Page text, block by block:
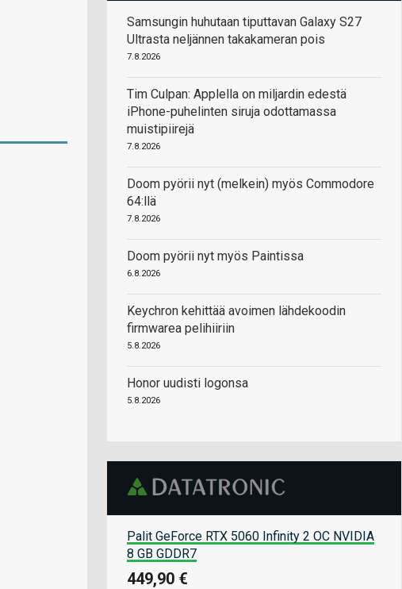
Samsungin huhutaan tiputtavan Galaxy S27
Ultrasta neljännen takakameran pois
7.8.2026
Tim Culpan: Applella on miljardin edestä
iPhone-puhelinten siruja odottamassa
muistipiirejä
7.8.2026
Doom pyörii nyt (melkein) myös Commodore
64:llä
7.8.2026
Doom pyörii nyt myös Paintissa
6.8.2026
Keychron kehittää avoimen lähdekoodin
firmwarea pelihiiriin
5.8.2026
Honor uudisti logonsa
5.8.2026
Palit GeForce RTX 5060 Infinity 2 OC NVIDIA
8 GB GDDR7
449,90 €